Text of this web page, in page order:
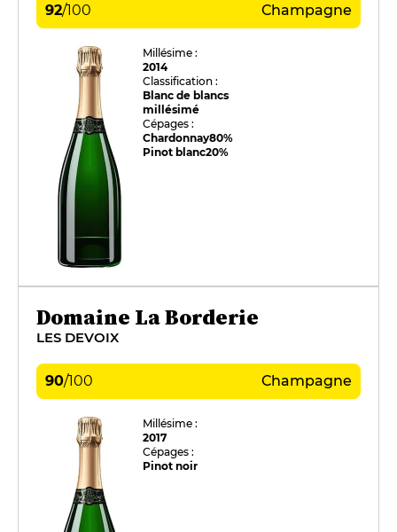
92/100 Champagne
Millésime :
2014
Classification :
Blanc de blancs
millésimé
Cépages :
Chardonnay80%
Pinot blanc20%
Domaine La Borderie
LES DEVOIX
90/100 Champagne
Millésime :
2017
Cépages :
Pinot noir